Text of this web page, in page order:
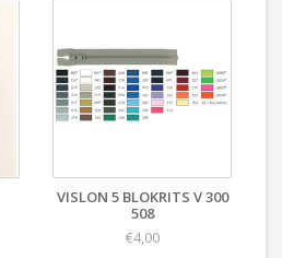
VISLON 5 BLOKRITS V 300
508
€4,00